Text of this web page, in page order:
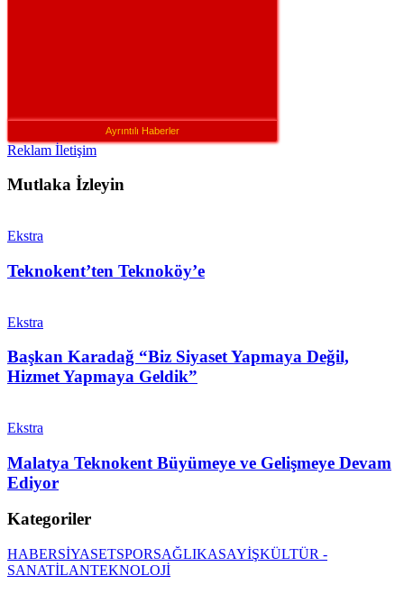
Ayrıntılı Haberler
Reklam İletişim
Mutlaka İzleyin
Ekstra
Teknokent’ten Teknoköy’e
Ekstra
Başkan Karadağ “Biz Siyaset Yapmaya Değil,
Hizmet Yapmaya Geldik”
Ekstra
Malatya Teknokent Büyümeye ve Gelişmeye Devam
Ediyor
Kategoriler
HABERSİYASETSPORSAĞLIKASAYİŞKÜLTÜR -
SANATİLANTEKNOLOJİ